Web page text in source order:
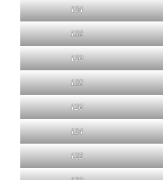
134
132
130
128
126
124
122